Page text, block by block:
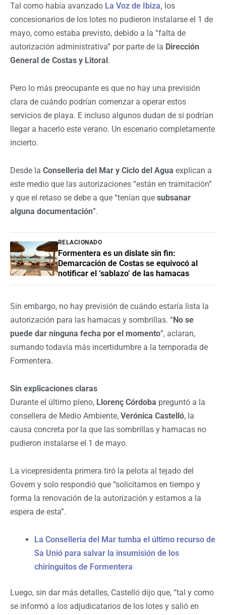
Tal como había avanzado La Voz de Ibiza, los
concesionarios de los lotes no pudieron instalarse el 1 de
mayo, como estaba previsto, debido a la “falta de
autorización administrativa” por parte de la Dirección
General de Costas y Litoral.
Pero lo más preocupante es que no hay una previsión
clara de cuándo podrían comenzar a operar estos
servicios de playa. E incluso algunos dudan de si podrían
llegar a hacerlo este verano. Un escenario completamente
incierto.
Desde la Conselleria del Mar y Ciclo del Agua explican a
este medio que las autorizaciones “están en tramitación”
y que el retaso se debe a que “tenían que subsanar
alguna documentación”.
RELACIONADO
Formentera es un dislate sin fin:
Demarcación de Costas se equivocó al
notificar el ‘sablazo’ de las hamacas
Sin embargo, no hay previsión de cuándo estaría lista la
autorización para las hamacas y sombrillas. “No se
puede dar ninguna fecha por el momento”, aclaran,
sumando todavía más incertidumbre a la temporada de
Formentera.
Sin explicaciones claras
Durante el último pleno, Llorenç Córdoba preguntó a la
consellera de Medio Ambiente, Verónica Castelló, la
causa concreta por la que las sombrillas y hamacas no
pudieron instalarse el 1 de mayo.
La vicepresidenta primera tiró la pelota al tejado del
Govern y solo respondió que “solicitamos en tiempo y
forma la renovación de la autorización y estamos a la
espera de esta”.
La Conselleria del Mar tumba el último recurso de
Sa Unió para salvar la insumisión de los
chiringuitos de Formentera
Luego, sin dar más detalles, Castelló dijo que, “tal y como
se informó a los adjudicatarios de los lotes y salió en